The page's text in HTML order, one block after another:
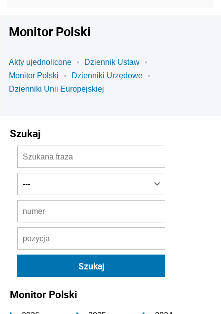
Monitor Polski
Akty ujednolicone
Dziennik Ustaw
Monitor Polski
Dzienniki Urzędowe
Dzienniki Unii Europejskiej
Szukaj
Monitor Polski